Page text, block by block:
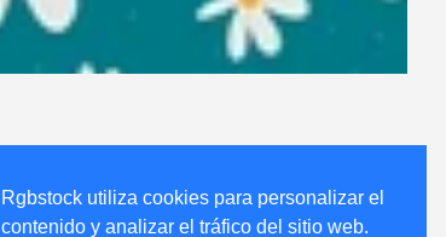
Rgbstock utiliza cookies para personalizar el
contenido y analizar el tráfico del sitio web.